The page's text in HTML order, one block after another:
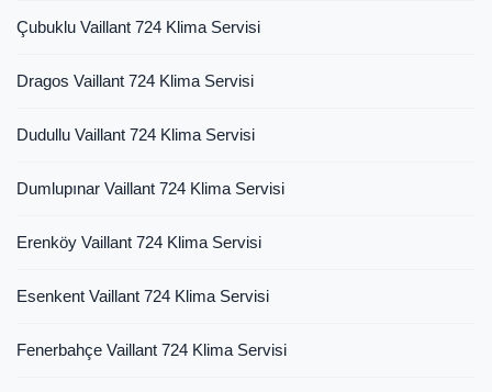
Çubuklu Vaillant 724 Klima Servisi
Dragos Vaillant 724 Klima Servisi
Dudullu Vaillant 724 Klima Servisi
Dumlupınar Vaillant 724 Klima Servisi
Erenköy Vaillant 724 Klima Servisi
Esenkent Vaillant 724 Klima Servisi
Fenerbahçe Vaillant 724 Klima Servisi